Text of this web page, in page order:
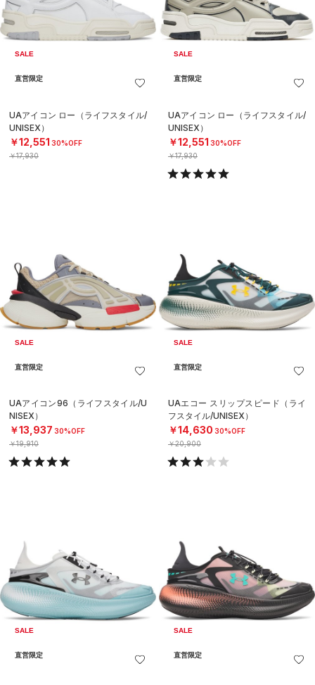
SALE
直営限定
UAアイコン ロー（ライフスタイル/
UNISEX）
￥12,551 30%OFF
￥17,930
SALE
直営限定
UAアイコン ロー（ライフスタイル/
UNISEX）
￥12,551 30%OFF
￥17,930
SALE
直営限定
UAアイコン96（ライフスタイル/U
NISEX）
￥13,937 30%OFF
￥19,910
SALE
直営限定
UAエコー スリップスピード（ライ
フスタイル/UNISEX）
￥14,630 30%OFF
￥20,900
SALE
直営限定
SALE
直営限定